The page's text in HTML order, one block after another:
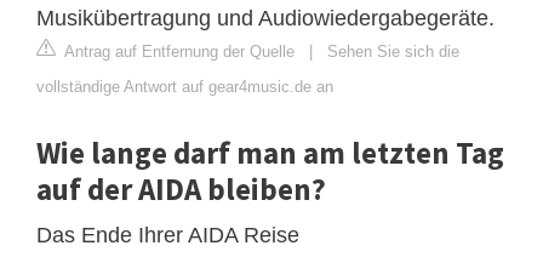
Musikübertragung und Audiowiedergabegeräte.
Antrag auf Entfernung der Quelle
Sehen Sie sich die
vollständige Antwort auf gear4music.de an
Wie lange darf man am letzten Tag
auf der AIDA bleiben?
Das Ende Ihrer AIDA Reise